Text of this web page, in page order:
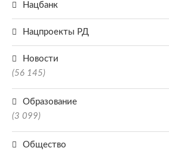
Нацбанк
Нацпроекты РД
Новости
(56 145)
Образование
(3 099)
Общество